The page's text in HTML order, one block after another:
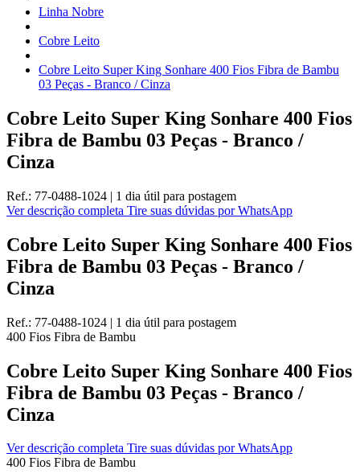
Linha Nobre
Cobre Leito
Cobre Leito Super King Sonhare 400 Fios Fibra de Bambu
03 Peças - Branco / Cinza
Cobre Leito Super King Sonhare 400 Fios
Fibra de Bambu 03 Peças - Branco /
Cinza
Ref.: 77-0488-1024 | 1 dia útil para postagem
Ver descrição completa Tire suas dúvidas por WhatsApp
Cobre Leito Super King Sonhare 400 Fios
Fibra de Bambu 03 Peças - Branco /
Cinza
Ref.: 77-0488-1024 | 1 dia útil para postagem
400 Fios Fibra de Bambu
Cobre Leito Super King Sonhare 400 Fios
Fibra de Bambu 03 Peças - Branco /
Cinza
Ver descrição completa Tire suas dúvidas por WhatsApp
400 Fios Fibra de Bambu